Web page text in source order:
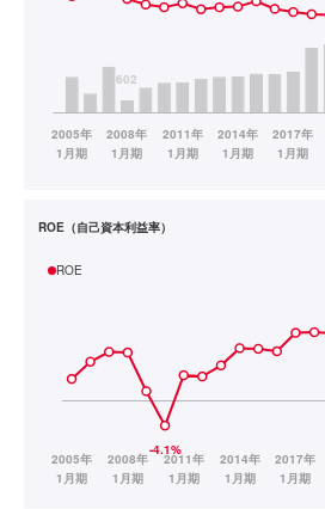
ROE（自己資本利益率）
ROE